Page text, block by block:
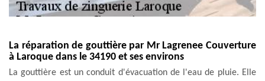
La réparation de gouttière par Mr Lagrenee Couverture
à Laroque dans le 34190 et ses environs
La gouttière est un conduit d'évacuation de l'eau de pluie. Elle